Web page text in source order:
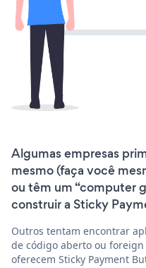
Algumas empresas
mesmo (faça você
ou têm um “computer
construir a Sticky
Outros tentam encontrar
de código aberto ou
oferecem Sticky Payment